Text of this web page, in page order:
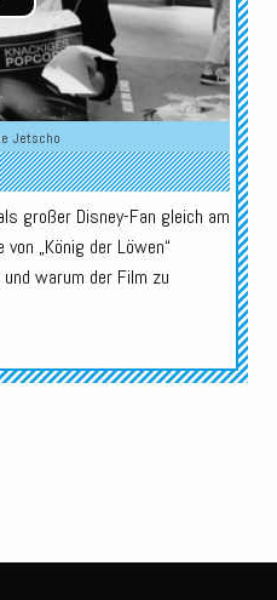
Jetscho
großer Disney-Fan gleich am
„König der Löwen“
warum der Film zu